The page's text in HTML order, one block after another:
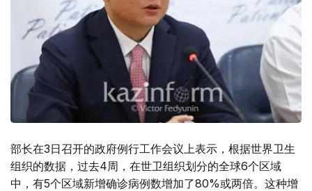
部长在3日召开的政府例行工作会议上表示，根据世界卫生
组织的数据，过去4周，在世卫组织划分的全球6个区域
中，有5个区域新增确诊病例数增加了80%或两倍。这种增